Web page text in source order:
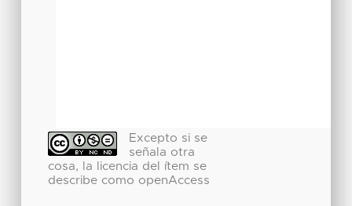
Excepto si se
señala otra
cosa, la licencia del ítem se
describe como openAccess